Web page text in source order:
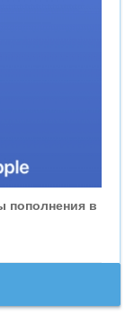
пополнения в